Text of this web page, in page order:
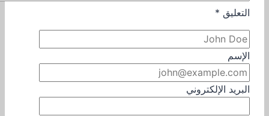
التعليق *
الإسم
البريد الإلكتروني